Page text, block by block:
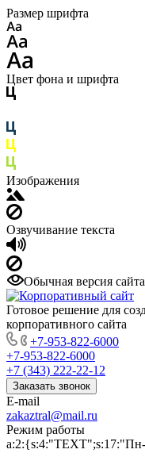
Размер шрифта
Цвет фона и шрифта
Изображения
Озвучивание текста
Обычная версия сайта
Готовое решение для
корпоративного сайта
+7-953-822-6000
+7-953-822-6000
+7 (343) 222-22-12
Заказать звонок
E-mail
zakaztral@mail.ru
Режим работы